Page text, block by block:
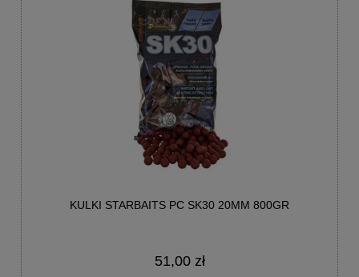
KULKI STARBAITS PC SK30 20MM 800GR
51,00 zł